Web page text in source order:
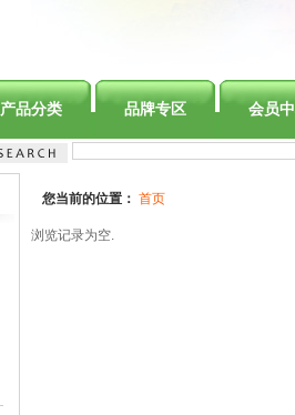
产品分类 品牌专区 会员
您当前的位置： 首页
浏览记录为空.